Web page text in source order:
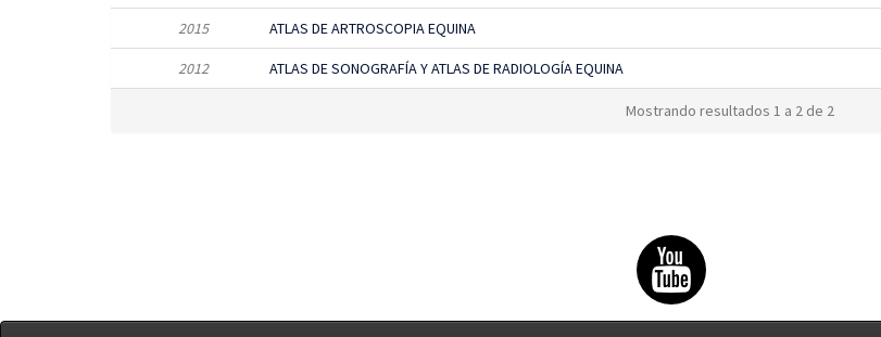
2015 ATLAS DE ARTROSCOPIA EQUINA
2012 ATLAS DE SONOGRAFÍA Y ATLAS DE RADIOLOGÍA EQUINA
Mostrando resultados 1 a 2 de 2